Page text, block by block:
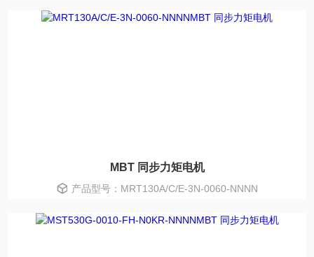
MBT 同步力矩电机
产品型号：MRT130A/C/E-3N-0060-NNNN